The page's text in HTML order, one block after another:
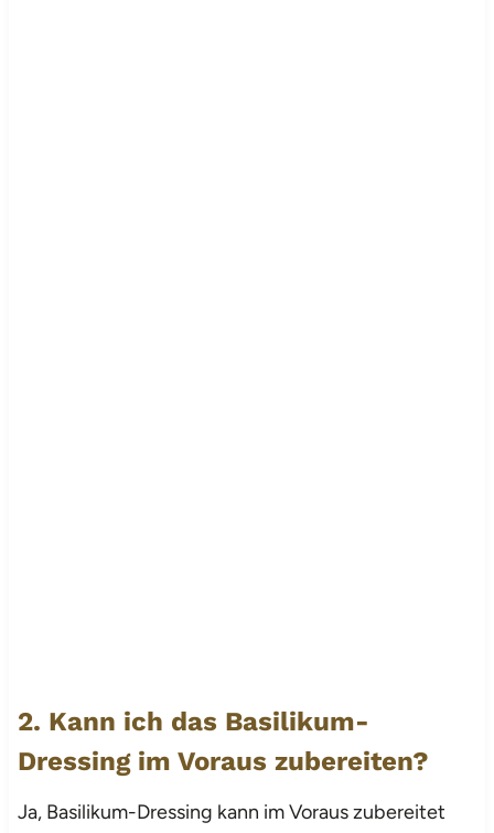
2. Kann ich das Basilikum-
Dressing im Voraus zubereiten?
Ja, Basilikum-Dressing kann im Voraus zubereitet